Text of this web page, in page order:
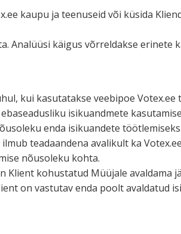
kaupu ja teenuseid või küsida
Analüüsi käigus võrrel­dakse erinete
kui kasuta­takse veebipoe Votex.ee
isiku­andmete
enda isiku­andete
teadaandena avalikult ka
nõusoleku kohta.
Klient kohus­tatud Müüjale avaldama
on vastutav enda poolt avaldatud